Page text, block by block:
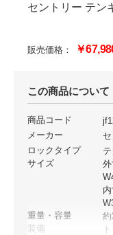
セントリー テン
販売価格： ￥
この商品について
商品コード
メーカー
ロックタイプ
サイズ
重量・容量
装備